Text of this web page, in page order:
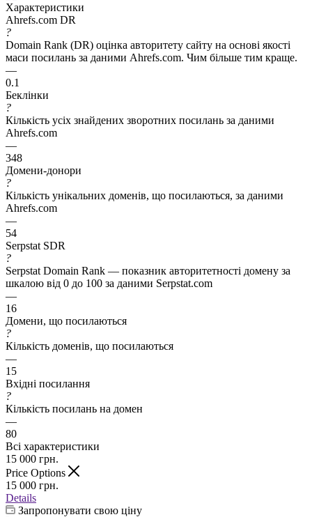
Характеристики
Ahrefs.com DR
?
Domain Rank (DR) оцінка авторитету сайту на основі якості
маси посилань за даними Ahrefs.com. Чим більше тим краще.
—
0.1
Беклінки
?
Кількість усіх знайдених зворотних посилань за даними
Ahrefs.com
—
348
Домени-донори
?
Кількість унікальних доменів, що посилаються, за даними
Ahrefs.com
—
54
Serpstat SDR
?
Serpstat Domain Rank — показник авторитетності домену за
шкалою від 0 до 100 за даними Serpstat.com
—
16
Домени, що посилаються
?
Кількість доменів, що посилаються
—
15
Вхідні посилання
?
Кількість посилань на домен
—
80
Всі характеристики
15 000 грн.
Price Options
15 000 грн.
Details
Запропонувати свою ціну